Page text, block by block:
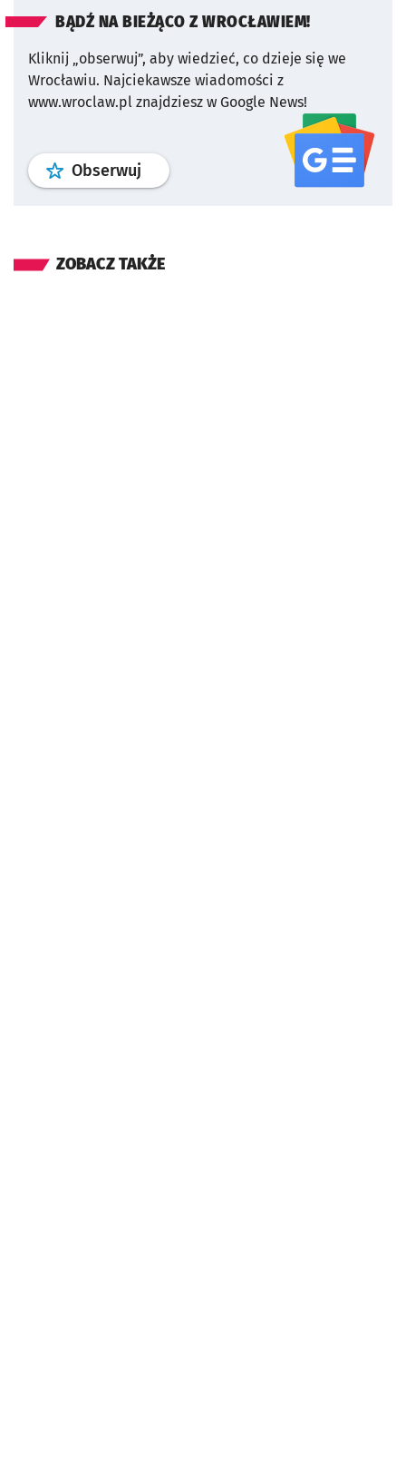
BĄDŹ NA BIEŻĄCO Z WROCŁAWIEM!
Kliknij „obserwuj”, aby wiedzieć, co dzieje się we
Wrocławiu. Najciekawsze wiadomości z
www.wroclaw.pl znajdziesz w Google News!
Obserwuj profil serwisu
ZOBACZ TAKŻE